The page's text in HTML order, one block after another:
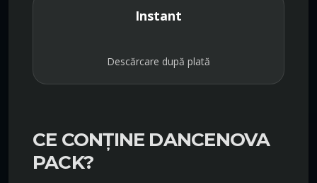
Instant
Descărcare după plată
CE CONȚINE DANCENOVA
PACK?